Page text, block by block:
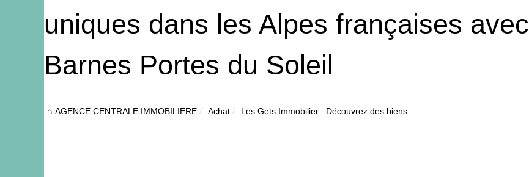
uniques dans les Alpes françaises avec
Barnes Portes du Soleil
AGENCE CENTRALE IMMOBILIERE Achat Les Gets Immobilier : Découvrez des biens...